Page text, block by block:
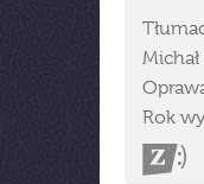
Rok